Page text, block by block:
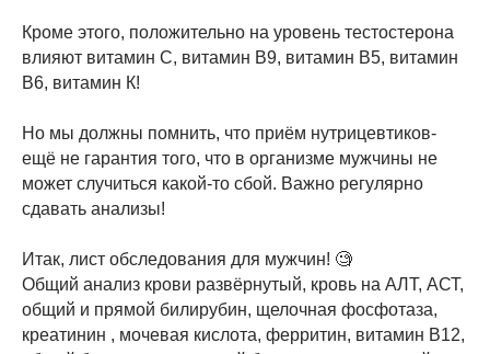
Кроме этого, положительно на уровень тестостерона
влияют витамин С, витамин В9, витамин В5, витамин
В6, витамин К!
Но мы должны помнить, что приём нутрицевтиков-
ещё не гарантия того, что в организме мужчины не
может случиться какой-то сбой. Важно регулярно
сдавать анализы!
Итак, лист обследования для мужчин! 🧐
Общий анализ крови развёрнутый, кровь на АЛТ, АСТ,
общий и прямой билирубин, щелочная фосфотаза,
креатинин , мочевая кислота, ферритин, витамин В12,